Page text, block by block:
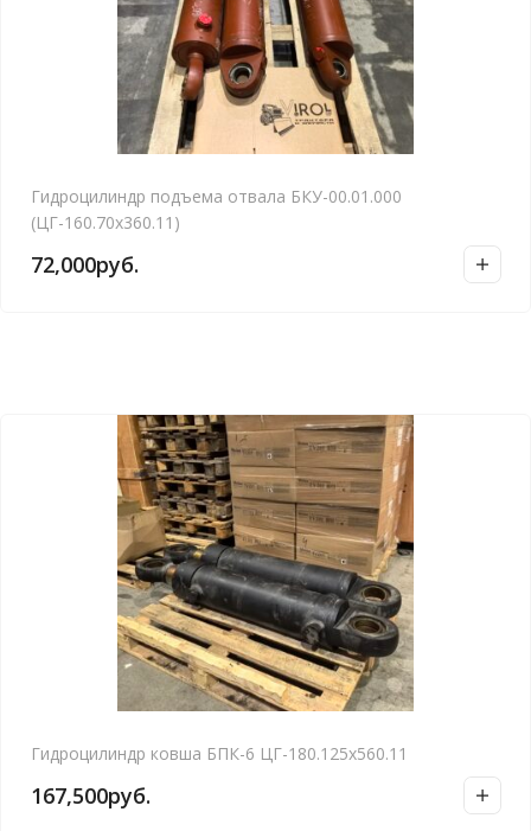
Гидроцилиндр подъема отвала БКУ-00.01.000
(ЦГ-160.70х360.11)
72,000руб.
Гидроцилиндр ковша БПК-6 ЦГ-180.125х560.11
167,500руб.